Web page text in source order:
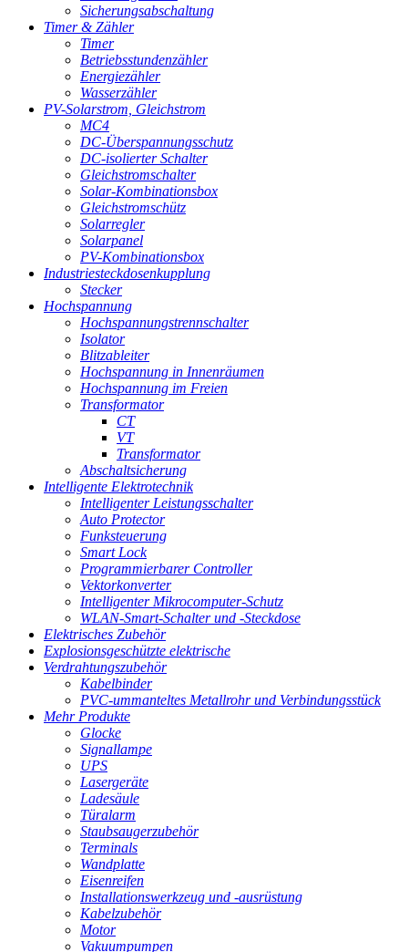
Sicherungsabschaltung
Timer & Zähler
Timer
Betriebsstundenzähler
Energiezähler
Wasserzähler
PV-Solarstrom, Gleichstrom
MC4
DC-Überspannungsschutz
DC-isolierter Schalter
Gleichstromschalter
Solar-Kombinationsbox
Gleichstromschütz
Solarregler
Solarpanel
PV-Kombinationsbox
Industriesteckdosenkupplung
Stecker
Hochspannung
Hochspannungstrennschalter
Isolator
Blitzableiter
Hochspannung in Innenräumen
Hochspannung im Freien
Transformator
CT
VT
Transformator
Abschaltsicherung
Intelligente Elektrotechnik
Intelligenter Leistungsschalter
Auto Protector
Funksteuerung
Smart Lock
Programmierbarer Controller
Vektorkonverter
Intelligenter Mikrocomputer-Schutz
WLAN-Smart-Schalter und -Steckdose
Elektrisches Zubehör
Explosionsgeschützte elektrische
Verdrahtungszubehör
Kabelbinder
PVC-ummanteltes Metallrohr und Verbindungsstück
Mehr Produkte
Glocke
Signallampe
UPS
Lasergeräte
Ladesäule
Türalarm
Staubsaugerzubehör
Terminals
Wandplatte
Eisenreifen
Installationswerkzeug und -ausrüstung
Kabelzubehör
Motor
Vakuumpumpen